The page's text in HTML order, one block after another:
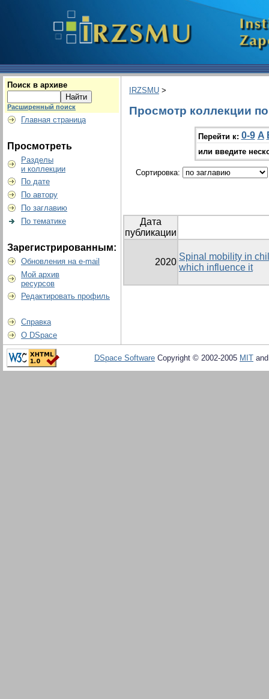
Поиск в архиве
Расширенный поиск
Главная страница
Просмотреть
Разделы
и коллекции
По дате
По автору
По заглавию
По тематике
Зарегистрированным:
Обновления на e-mail
Мой архив
ресурсов
Редактировать профиль
Справка
О DSpace
IRZSMU >
Просмотр коллекции
Перейти к: 0-9 A
или введите
Сортировка:
Дата
публикации
2020
Spinal mobility in
which influence it
DSpace Software Copyright © 2002-2005 MIT